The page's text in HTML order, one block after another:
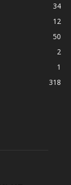
34
12
50
2
1
318